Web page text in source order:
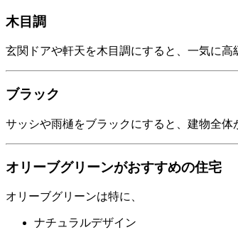
木目調
玄関ドアや軒天を木目調にすると、一気に高
ブラック
サッシや雨樋をブラックにすると、建物全体
オリーブグリーンがおすすめの住宅
オリーブグリーンは特に、
ナチュラルデザイン